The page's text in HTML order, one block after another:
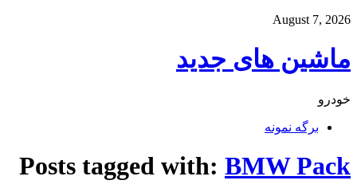
August 7, 2026
ماشین های جدید
خودرو
برگه نمونه
Posts tagged with: BMW Pack